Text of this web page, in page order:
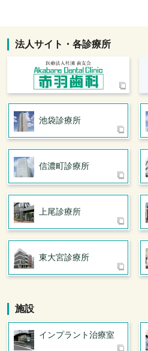
法人サイト・各診療所
池袋診療所
信濃町診療所
上尾診療所
東大宮診療所
施設
インプラント治療室